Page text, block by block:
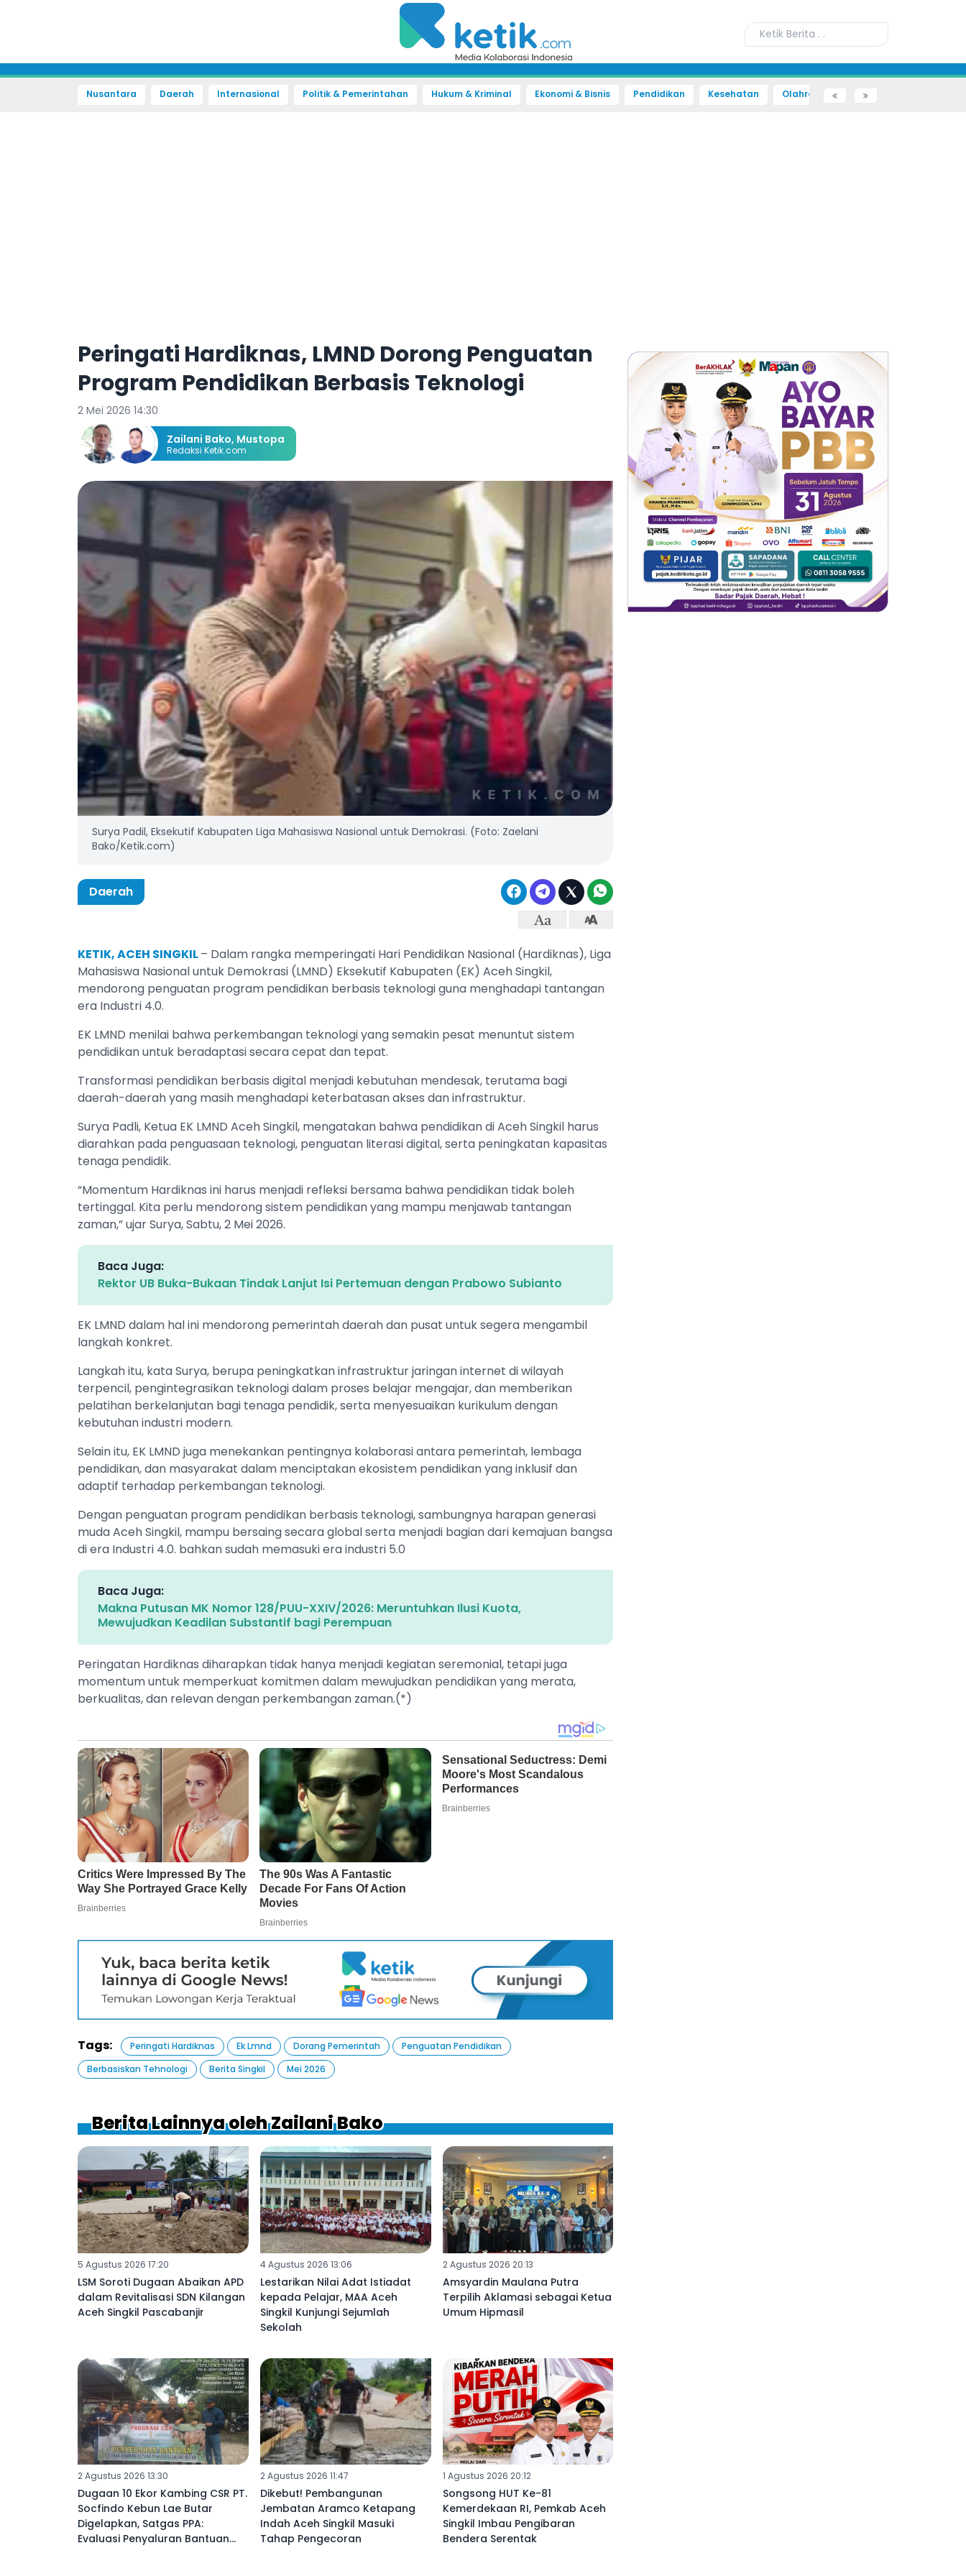
Nusantara Daerah Internasional Politik & Pemerintahan Hukum & Kriminal Ekonomi & Bisnis Pendidikan Kesehatan Olahraga Sains dan Teknologi
Peringati Hardiknas, LMND Dorong Penguatan
Program Pendidikan Berbasis Teknologi
2 Mei 2026 14:30
Zailani Bako, Mustopa
Redaksi Ketik.com
Surya Padil, Eksekutif Kabupaten Liga Mahasiswa Nasional untuk Demokrasi. (Foto: Zaelani
Bako/Ketik.com)
Daerah
KETIK, ACEH SINGKIL– Dalam rangka memperingati Hari Pendidikan Nasional (Hardiknas), Liga
Mahasiswa Nasional untuk Demokrasi (LMND) Eksekutif Kabupaten (EK) Aceh Singkil,
mendorong penguatan program pendidikan berbasis teknologi guna menghadapi tantangan
era Industri 4.0.
EK LMND menilai bahwa perkembangan teknologi yang semakin pesat menuntut sistem
pendidikan untuk beradaptasi secara cepat dan tepat.
Transformasi pendidikan berbasis digital menjadi kebutuhan mendesak, terutama bagi
daerah-daerah yang masih menghadapi keterbatasan akses dan infrastruktur.
Surya Padli, Ketua EK LMND Aceh Singkil, mengatakan bahwa pendidikan di Aceh Singkil harus
diarahkan pada penguasaan teknologi, penguatan literasi digital, serta peningkatan kapasitas
tenaga pendidik.
“Momentum Hardiknas ini harus menjadi refleksi bersama bahwa pendidikan tidak boleh
tertinggal. Kita perlu mendorong sistem pendidikan yang mampu menjawab tantangan
zaman,” ujar Surya, Sabtu, 2 Mei 2026.
Baca Juga:
Rektor UB Buka-Bukaan Tindak Lanjut Isi Pertemuan dengan Prabowo Subianto
EK LMND dalam hal ini mendorong pemerintah daerah dan pusat untuk segera mengambil
langkah konkret.
Langkah itu, kata Surya, berupa peningkatkan infrastruktur jaringan internet di wilayah
terpencil, pengintegrasikan teknologi dalam proses belajar mengajar, dan memberikan
pelatihan berkelanjutan bagi tenaga pendidik, serta menyesuaikan kurikulum dengan
kebutuhan industri modern.
Selain itu, EK LMND juga menekankan pentingnya kolaborasi antara pemerintah, lembaga
pendidikan, dan masyarakat dalam menciptakan ekosistem pendidikan yang inklusif dan
adaptif terhadap perkembangan teknologi.
Dengan penguatan program pendidikan berbasis teknologi, sambungnya harapan generasi
muda Aceh Singkil, mampu bersaing secara global serta menjadi bagian dari kemajuan bangsa
di era Industri 4.0. bahkan sudah memasuki era industri 5.0
Baca Juga:
Makna Putusan MK Nomor 128/PUU-XXIV/2026: Meruntuhkan Ilusi Kuota,
Mewujudkan Keadilan Substantif bagi Perempuan
Peringatan Hardiknas diharapkan tidak hanya menjadi kegiatan seremonial, tetapi juga
momentum untuk memperkuat komitmen dalam mewujudkan pendidikan yang merata,
berkualitas, dan relevan dengan perkembangan zaman.(*)
Tags: Peringati Hardiknas Ek Lmnd Dorang Pemerintah
Penguatan Pendidikan
Berbasiskan Tehnologi
Berita Singkil Mei 2026
Berita Lainnya oleh Zailani Bako
5 Agustus 2026 17:20
LSM Soroti Dugaan Abaikan APD
dalam Revitalisasi SDN Kilangan
Aceh Singkil Pascabanjir
4 Agustus 2026 13:06
Lestarikan Nilai Adat Istiadat
kepada Pelajar, MAA Aceh
Singkil Kunjungi Sejumlah
Sekolah
2 Agustus 2026 20:13
Amsyardin Maulana Putra
Terpilih Aklamasi sebagai Ketua
Umum Hipmasil
2 Agustus 2026 13:30
Dugaan 10 Ekor Kambing CSR PT.
Socfindo Kebun Lae Butar
Digelapkan, Satgas PPA:
Evaluasi Penyaluran Bantuan
2 Agustus 2026 11:47
Dikebut! Pembangunan
Jembatan Aramco Ketapang
Indah Aceh Singkil Masuki
Tahap Pengecoran
1 Agustus 2026 20:12
Songsong HUT Ke-81
Kemerdekaan RI, Pemkab Aceh
Singkil Imbau Pengibaran
Bendera Serentak